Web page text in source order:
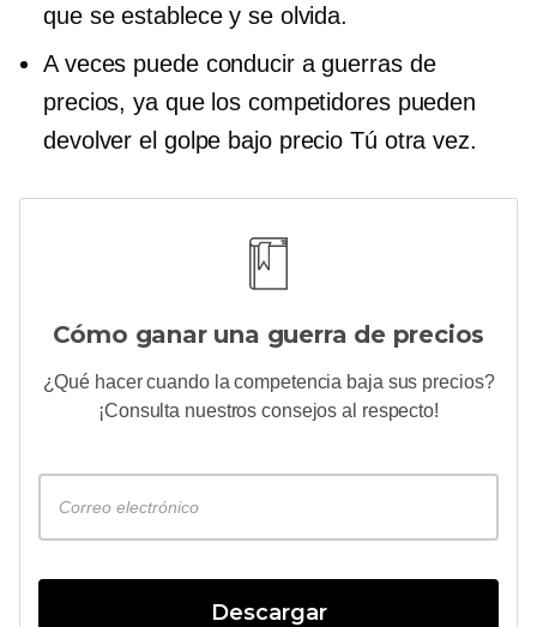
que se establece y se olvida.
A veces puede conducir a guerras de
precios, ya que los competidores pueden
devolver el golpe bajo precio Tú otra vez.
Cómo ganar una guerra de precios
¿Qué hacer cuando la competencia baja sus precios?
¡Consulta nuestros consejos al respecto!
Descargar